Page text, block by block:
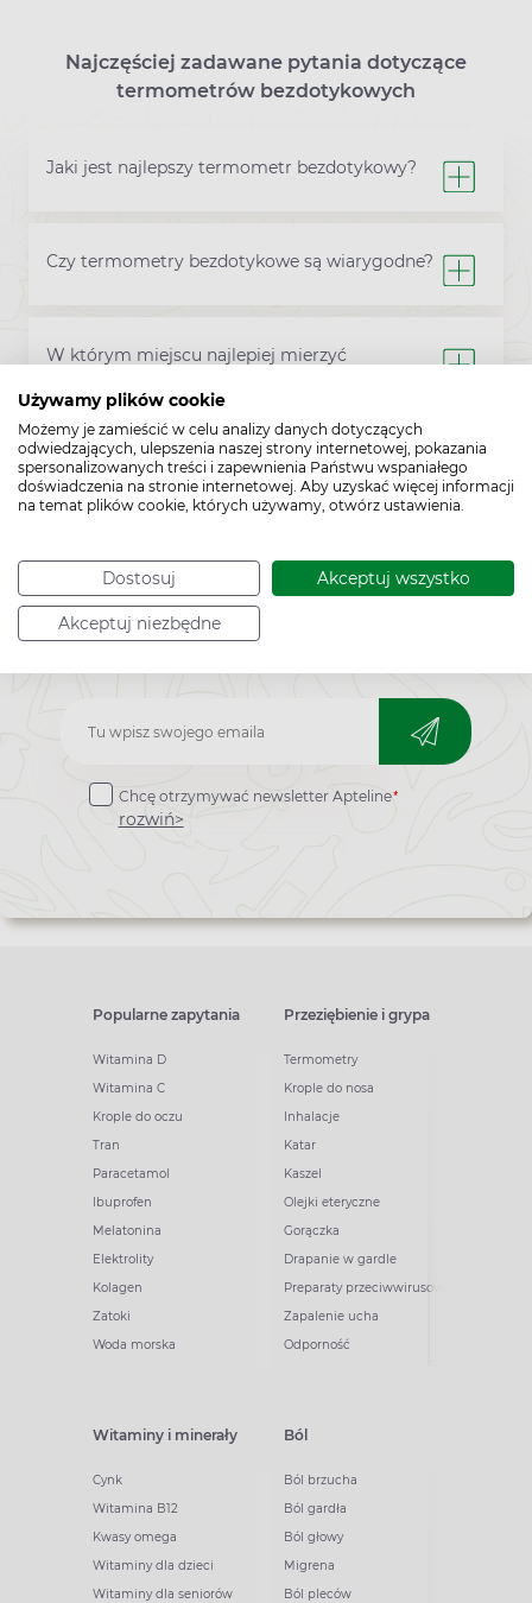
Używamy plików cookie
Możemy je zamieścić w celu analizy danych dotyczących
odwiedzających, ulepszenia naszej strony internetowej, pokazania
spersonalizowanych treści i zapewnienia Państwu wspaniałego
doświadczenia na stronie internetowej. Aby uzyskać więcej informacji
na temat plików cookie, których używamy, otwórz ustawienia.
Dostosuj Akceptuj wszystko
Akceptuj niezbędne
Najczęściej zadawane pytania dotyczące
termometrów bezdotykowych
Jaki jest najlepszy termometr bezdotykowy?
Czy termometry bezdotykowe są wiarygodne?
W którym miejscu najlepiej mierzyć
Bądź na bieżąco,
Zapisz
do
newslettera
Chcę otrzymywać newsletter Apteline*
rozwiń>
Popularne zapytania
Witamina D
Witamina C
Krople do oczu
Tran
Paracetamol
Ibuprofen
Melatonina
Elektrolity
Kolagen
Zatoki
Woda morska
Przeziębienie i grypa
Termometry
Krople do nosa
Inhalacje
Katar
Kaszel
Olejki eteryczne
Gorączka
Drapanie w gardle
Preparaty przeciwwirusowe
Zapalenie ucha
Odporność
Witaminy i minerały
Cynk
Witamina B12
Kwasy omega
Witaminy dla dzieci
Witaminy dla seniorów
Ból
Ból brzucha
Ból gardła
Ból głowy
Migrena
Ból pleców